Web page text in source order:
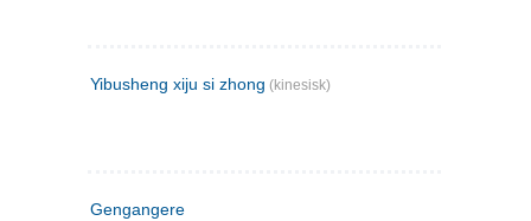
Yibusheng xiju si zhong (kinesisk)
Gengangere